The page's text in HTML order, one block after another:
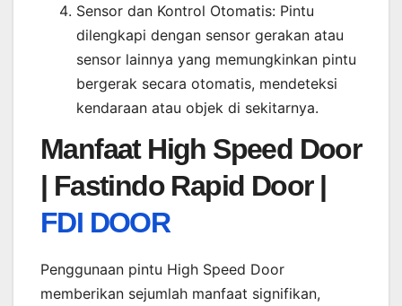
Sensor dan Kontrol Otomatis: Pintu
dilengkapi dengan sensor gerakan atau
sensor lainnya yang memungkinkan pintu
bergerak secara otomatis, mendeteksi
kendaraan atau objek di sekitarnya.
Manfaat High Speed Door
| Fastindo Rapid Door |
FDI DOOR
Penggunaan pintu High Speed Door
memberikan sejumlah manfaat signifikan,